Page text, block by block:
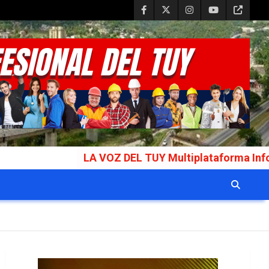
LA VOZ DEL TUY Multiplataforma Informativa